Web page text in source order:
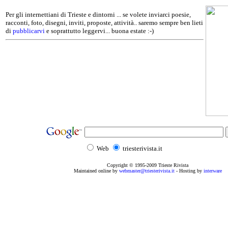
Per gli internettiani di Trieste e dintorni ... se volete inviarci poesie,
racconti, foto, disegni, inviti, proposte, attività.. saremo sempre ben lieti
di pubblicarvi e soprattutto leggervi... buona estate :-)
Web triesterivista.it
Copyright © 1995-2009 Trieste Rivista
Maintained online by webmaster@triesterivista.it- Hosting by interware